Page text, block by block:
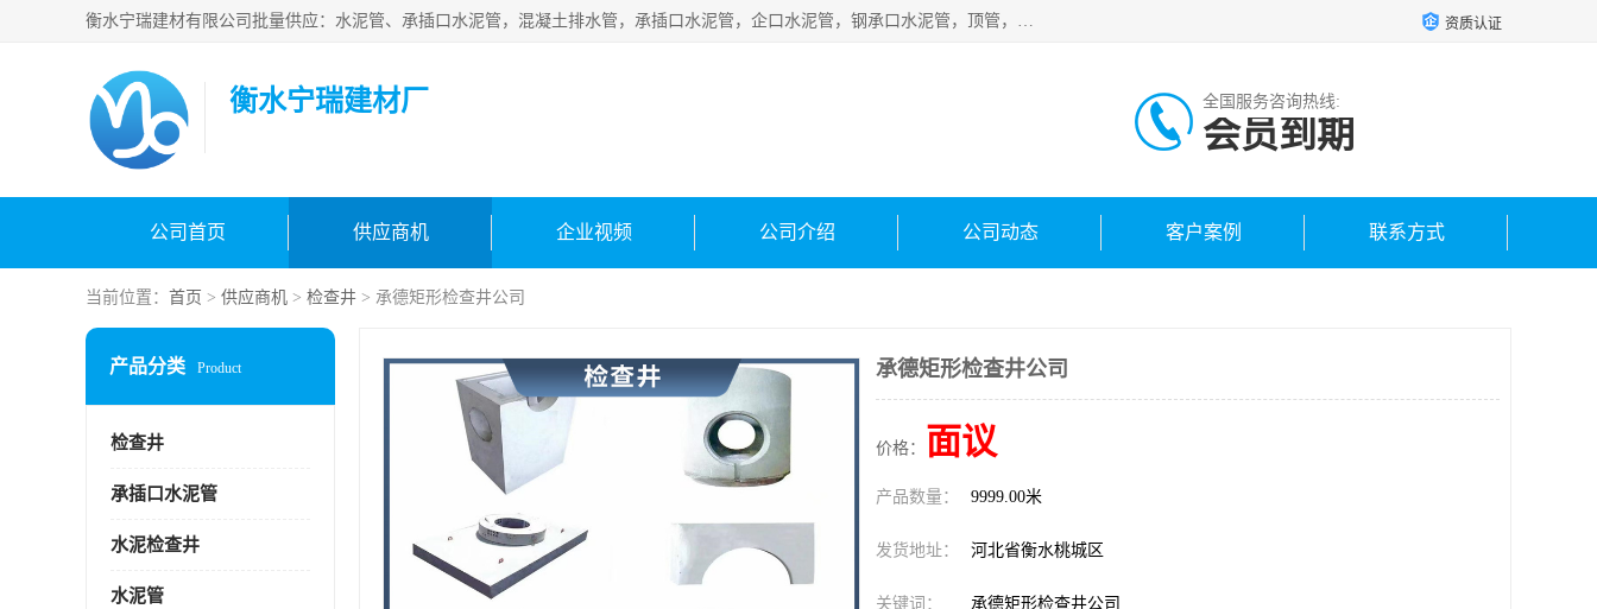
衡水宁瑞建材有限公司批量供应：水泥管、承插口水泥管，混凝土排水管，承插口水泥管，企口水泥管，钢承口水泥管，顶管，平口水泥管，水泥检查井，混凝土检查井，预制混凝土检查井，矩形检查井，圆形检查井等产品。 资质认证
衡水宁瑞建材厂 全国服务咨询热线:
会员到期
公司首页 供应商机 企业视频 公司介绍 公司动态 客户案例 联系方式
当前位置： 首页 > 供应商机 > 检查井 > 承德矩形检查井公司
产品分类 Product
检查井
承插口水泥管
水泥检查井
水泥管
承德矩形检查井公司
价格： 面议
产品数量： 9999.00米
发货地址： 河北省衡水桃城区
关键词： 承德矩形检查井公司